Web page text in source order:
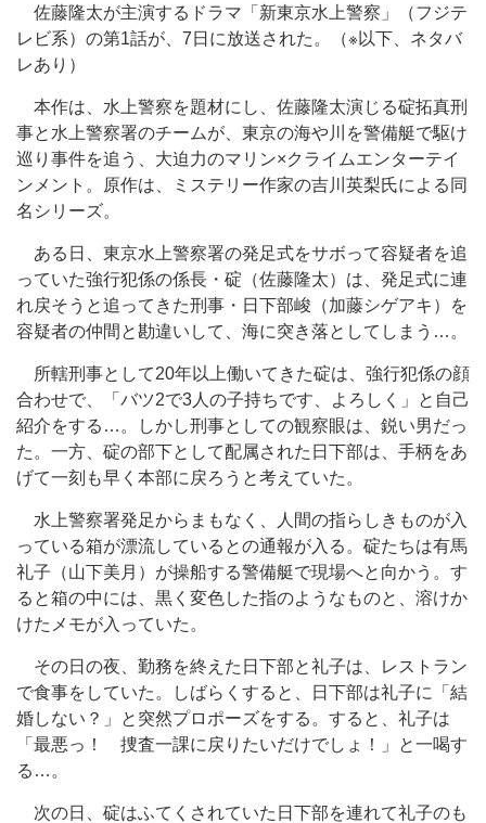
佐藤隆太が主演するドラマ「新東京水上警察」（フジテ
レビ系）の第1話が、7日に放送された。（※以下、ネタバ
レあり）
本作は、水上警察を題材にし、佐藤隆太演じる碇拓真刑
事と水上警察署のチームが、東京の海や川を警備艇で駆け
巡り事件を追う、大迫力のマリン×クライムエンターテイ
ンメント。原作は、ミステリー作家の吉川英梨氏による同
名シリーズ。
ある日、東京水上警察署の発足式をサボって容疑者を追
っていた強行犯係の係長・碇（佐藤隆太）は、発足式に連
れ戻そうと追ってきた刑事・日下部峻（加藤シゲアキ）を
容疑者の仲間と勘違いして、海に突き落としてしまう…。
所轄刑事として20年以上働いてきた碇は、強行犯係の顔
合わせで、「バツ2で3人の子持ちです、よろしく」と自己
紹介をする…。しかし刑事としての観察眼は、鋭い男だっ
た。一方、碇の部下として配属された日下部は、手柄をあ
げて一刻も早く本部に戻ろうと考えていた。
水上警察署発足からまもなく、人間の指らしきものが入
っている箱が漂流しているとの通報が入る。碇たちは有馬
礼子（山下美月）が操船する警備艇で現場へと向かう。す
ると箱の中には、黒く変色した指のようなものと、溶けか
けたメモが入っていた。
その日の夜、勤務を終えた日下部と礼子は、レストラン
で食事をしていた。しばらくすると、日下部は礼子に「結
婚しない？」と突然プロポーズをする。すると、礼子は
「最悪っ！ 捜査一課に戻りたいだけでしょ！」と一喝す
る…。
次の日、碇はふてくされていた日下部を連れて礼子のも